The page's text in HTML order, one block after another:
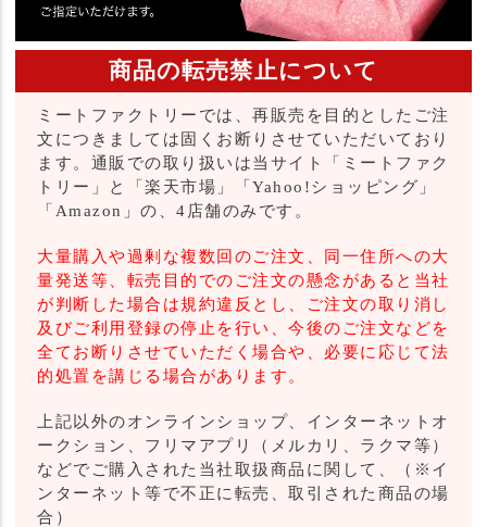
商品の転売禁止について
ミートファクトリーでは、再販売を目的としたご注
文につきましては固くお断りさせていただいており
ます。通販での取り扱いは当サイト「ミートファク
トリー」と「楽天市場」「Yahoo!ショッピング」
「Amazon」の、4店舗のみです。
大量購入や過剰な複数回のご注文、同一住所への大
量発送等、転売目的でのご注文の懸念があると当社
が判断した場合は規約違反とし、ご注文の取り消し
及びご利用登録の停止を行い、今後のご注文などを
全てお断りさせていただく場合や、必要に応じて法
的処置を講じる場合があります。
上記以外のオンラインショップ、インターネットオ
ークション、フリマアプリ（メルカリ、ラクマ等）
などでご購入された当社取扱商品に関して、（※イ
ンターネット等で不正に転売、取引された商品の場
合）